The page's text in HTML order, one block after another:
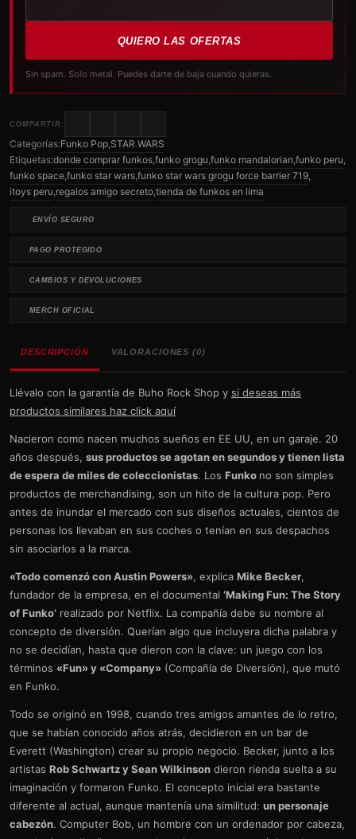
QUIERO LAS OFERTAS
Sin spam. Solo metal. Puedes darte de baja cuando quieras.
COMPARTIR:
Categorías:Funko Pop,STAR WARS
Etiquetas:donde comprar funkos,funko grogu,funko mandalorian,funko peru,
funko space,funko star wars,funko star wars grogu force barrier 719,
itoys peru,regalos amigo secreto,tienda de funkos en lima
ENVÍO SEGURO
PAGO PROTEGIDO
CAMBIOS Y DEVOLUCIONES
MERCH OFICIAL
DESCRIPCIÓN VALORACIONES (0)
Llévalo con la garantía de Buho Rock Shop y si deseas más
productos similares haz click aquí
Nacieron como nacen muchos sueños en EE UU, en un garaje. 20
años después, sus productos se agotan en segundos y tienen lista
de espera de miles de coleccionistas. Los Funko no son simples
productos de merchandising, son un hito de la cultura pop. Pero
antes de inundar el mercado con sus diseños actuales, cientos de
personas los llevaban en sus coches o tenían en sus despachos
sin asociarlos a la marca.
«Todo comenzó con Austin Powers», explica Mike Becker,
fundador de la empresa, en el documental ‘Making Fun: The Story
of Funko’ realizado por Netflix. La compañía debe su nombre al
concepto de diversión. Querían algo que incluyera dicha palabra y
no se decidían, hasta que dieron con la clave: un juego con los
términos «Fun» y «Company» (Compañía de Diversión), que mutó
en Funko.
Todo se originó en 1998, cuando tres amigos amantes de lo retro,
que se habían conocido años atrás, decidieron en un bar de
Everett (Washington) crear su propio negocio. Becker, junto a los
artistas Rob Schwartz y Sean Wilkinson dieron rienda suelta a su
imaginación y formaron Funko. El concepto inicial era bastante
diferente al actual, aunque mantenía una similitud: un personaje
cabezón. Computer Bob, un hombre con un ordenador por cabeza,